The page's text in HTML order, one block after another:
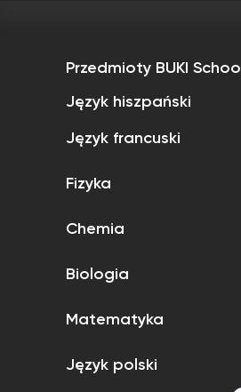
Przedmioty BUKI School
Język hiszpański
Język francuski
Fizyka
Chemia
Biologia
Matematyka
Język polski